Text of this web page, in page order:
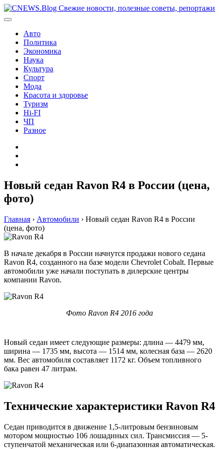
Перейти
к
Авто
Политика
Экономика
Наука
Культура
Спорт
Мода
Красота и здоровье
Туризм
Hi-FI
ЧП
Разное
Новый седан Ravon R4 в России (цена,
фото)
Главная › Автомобили › Новый седан Ravon R4 в России
(цена, фото)
В начале декабря в России начнутся продажи нового седана
Ravon R4, созданного на базе модели Chevrolet Cobalt. Первые
автомобили уже начали поступать в дилерские центры
компании Ravon.
Фото Ravon R4 2016 года
Новый седан имеет следующие размеры: длина — 4479 мм,
ширина — 1735 мм, высота — 1514 мм, колесная база — 2620
мм. Вес автомобиля составляет 1172 кг. Объем топливного
бака равен 47 литрам.
Технические характеристики Ravon R4
Седан приводится в движение 1,5-литровым бензиновым
мотором мощностью 106 лошадиных сил. Трансмиссия — 5-
ступенчатой механическая или 6-диапазонная автоматическая.